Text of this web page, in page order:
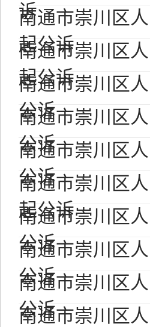
诉
南通市崇川区
起公诉
南通市崇川区
起公诉
南通市崇川区
公诉
南通市崇川区
公诉
南通市崇川区
公诉
南通市崇川区
起公诉
南通市崇川区
公诉
南通市崇川区
公诉
南通市崇川区
公诉
南通市崇川区